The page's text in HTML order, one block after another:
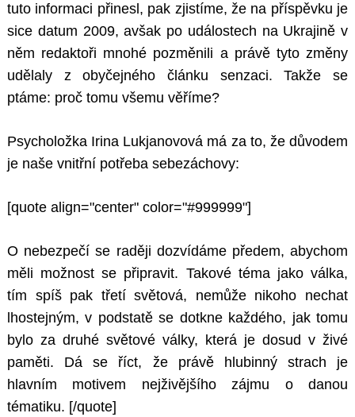
tuto informaci přinesl, pak zjistíme, že na příspěvku je
sice datum 2009, avšak po událostech na Ukrajině v
něm redaktoři mnohé pozměnili a právě tyto změny
udělaly z obyčejného článku senzaci. Takže se
ptáme: proč tomu všemu věříme?
Psycholožka Irina Lukjanovová má za to, že důvodem
je naše vnitřní potřeba sebezáchovy:
[quote align="center" color="#999999"]
O nebezpečí se raději dozvídáme předem, abychom
měli možnost se připravit. Takové téma jako válka,
tím spíš pak třetí světová, nemůže nikoho nechat
lhostejným, v podstatě se dotkne každého, jak tomu
bylo za druhé světové války, která je dosud v živé
paměti. Dá se říct, že právě hlubinný strach je
hlavním motivem nejživějšího zájmu o danou
tématiku. [/quote]